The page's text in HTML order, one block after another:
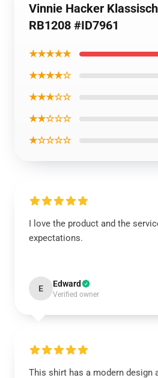
Vinnie Hacker
RB1208 #ID7961
★★★★★
★★★★☆
★★★☆☆
★★☆☆☆
★☆☆☆☆
I love the product and the
expectations.
E Edward
Verified owner
This shirt has a modern design